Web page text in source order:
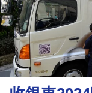
資
樓
市
理